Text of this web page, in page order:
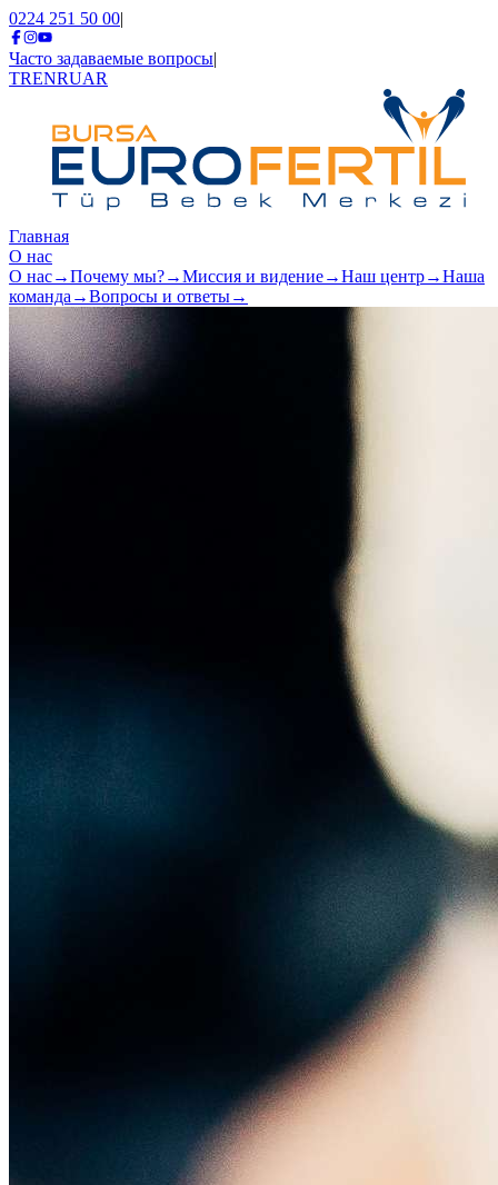
0224 251 50 00|
Часто задаваемые вопросы|
TRENRUAR
Главная
О нас
О нас→Почему мы?→Миссия и видение→Наш центр→Наша
команда →Вопросы и ответы→